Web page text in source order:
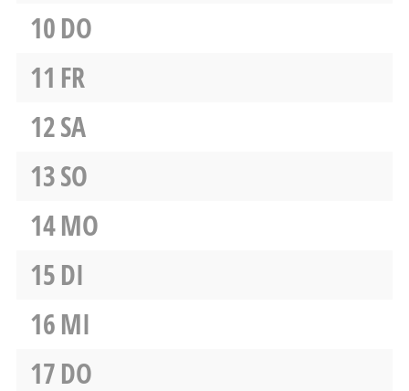
10DO
11 FR
12SA
13SO
14MO
15DI
16MI
17DO